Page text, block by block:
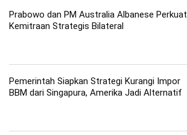
Prabowo dan PM Australia Albanese Perkuat
Kemitraan Strategis Bilateral
Pemerintah Siapkan Strategi Kurangi Impor
BBM dari Singapura, Amerika Jadi Alternatif